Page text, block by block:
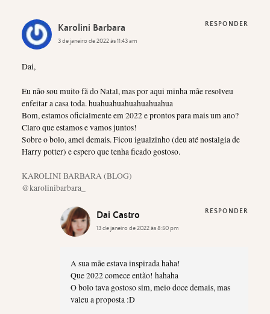
Karolini Barbara
3 de janeiro de 2022 às 11:43 am
Dai,
Eu não sou muito fã do Natal, mas por aqui minha mãe resolveu
enfeitar a casa toda. huahuahuahuahuahuahua
Bom, estamos oficialmente em 2022 e prontos para mais um ano?
Claro que estamos e vamos juntos!
Sobre o bolo, amei demais. Ficou igualzinho (deu até nostalgia de
Harry potter) e espero que tenha ficado gostoso.
KAROLINI BARBARA (BLOG)
@karolinibarbara_
RESPONDER
Dai Castro
13 de janeiro de 2022 às 8:50 pm
A sua mãe estava inspirada haha!
Que 2022 comece então! hahaha
O bolo tava gostoso sim, meio doce demais, mas
valeu a proposta :D
RESPONDER